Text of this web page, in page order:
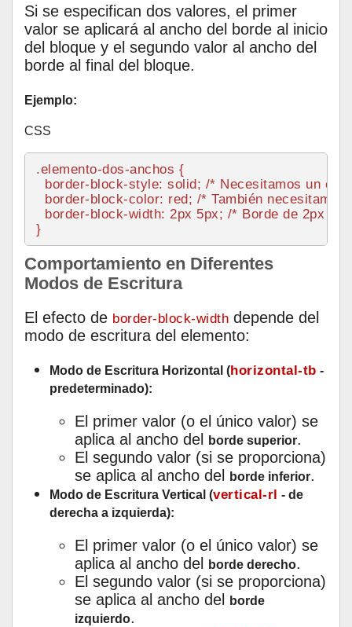
Si se especifican dos valores, el primer
valor se aplicará al ancho del borde al inicio
del bloque y el segundo valor al ancho del
borde al final del bloque.
Ejemplo:
CSS
.elemento-dos-anchos {
border-block-style: solid; /* Necesitamos un
border-block-color: red; /* También necesitamos
border-block-width: 2px 5px; /* Borde de 2px al
Comportamiento en Diferentes
Modos de Escritura
El efecto de border-block-width depende del
modo de escritura del elemento:
Modo de Escritura Horizontal (horizontal-tb -
predeterminado):
El primer valor (o el único valor) se
aplica al ancho del
borde superior.
El segundo valor (si se proporciona)
se aplica al ancho del
borde inferior.
Modo de Escritura Vertical (vertical-rl - de
derecha a izquierda):
El primer valor (o el único valor) se
aplica al ancho del
borde derecho.
El segundo valor (si se proporciona)
se aplica al ancho del
borde
izquierdo.